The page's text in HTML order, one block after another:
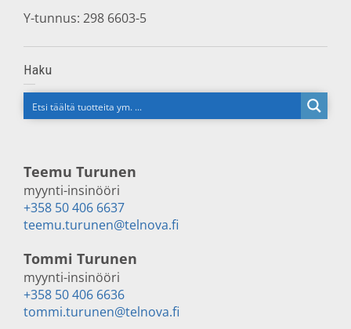
Y-tunnus: 298 6603-5
Haku
Teemu Turunen
myynti-insinööri
+358 50 406 6637
teemu.turunen@telnova.fi
Tommi Turunen
myynti-insinööri
+358 50 406 6636
tommi.turunen@telnova.fi